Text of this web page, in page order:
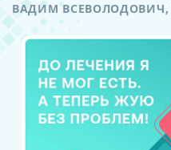
ВАДИМ ВСЕВОЛОДОВИЧ,